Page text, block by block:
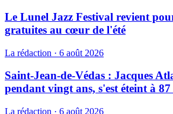
Le Lunel Jazz Festival revient
gratuites au cœur de l'été
La rédaction · 6 août 2026
Saint-Jean-de-Védas : Jacques
pendant vingt ans, s'est éteint à 87
La rédaction · 6 août 2026